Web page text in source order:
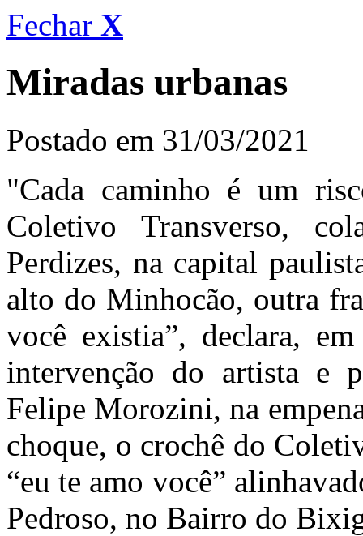
Fechar X
Miradas urbanas
Postado em 31/03/2021
"Cada caminho é um
Coletivo Transverso,
Perdizes, na capital
alto do Minhocão, outra
você existia”, declara,
intervenção do artista e
Felipe Morozini, na
choque, o crochê do
“eu te amo você”
Pedroso, no Bairro do